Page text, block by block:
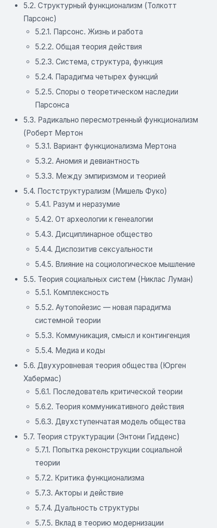
5.2. Структурный функционализм (Толкотт
Парсонс)
5.2.1. Парсонс. Жизнь и работа
5.2.2. Общая теория действия
5.2.3. Система, структура, функция
5.2.4. Парадигма четырех функций
5.2.5. Споры о теоретическом наследии
Парсонса
5.3. Радикально пересмотренный функционализм
(Роберт Мертон
5.3.1. Вариант функционализма Мертона
5.3.2. Аномия и девиантность
5.3.3. Между эмпиризмом и теорией
5.4. Постструктурализм (Мишель Фуко)
5.4.1. Разум и неразумие
5.4.2. От археологии к генеалогии
5.4.3. Дисциплинарное общество
5.4.4. Диспозитив сексуальности
5.4.5. Bлияние на социологическое мышление
5.5. Теория социальных систем (Никлас Луман)
5.5.1. Комплексность
5.5.2. Аутопойезис — новая парадигма
системной теории
5.5.3. Коммуникация, смысл и контингенция
5.5.4. Медиа и коды
5.6. Двухуровневая теория общества (Юрген
Хабермас)
5.6.1. Последователь критической теории
5.6.2. Теория коммуникативного действия
5.6.3. Двухступенчатая модель общества
5.7. Теория структурации (Энтони Гидденс)
5.7.1. Попытка реконструкции социальной
теории
5.7.2. Критика функционализма
5.7.3. Акторы и действие
5.7.4. Дуальность структуры
5.7.5. Вклад в теорию модернизации